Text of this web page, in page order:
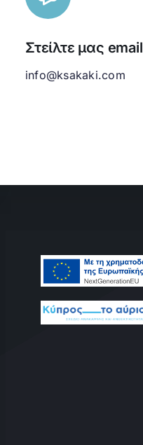
Στείλτε μας email
info@ksakaki.com